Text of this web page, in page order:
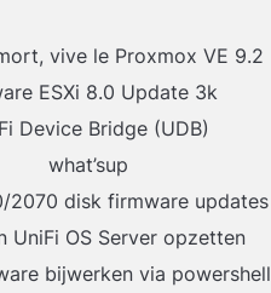
vive le Proxmox VE 9.2
ESXi 8.0 Update 3k
Device Bridge (UDB)
what’sup
2070 disk firmware updates
UniFi OS Server opzetten
bijwerken via powershell